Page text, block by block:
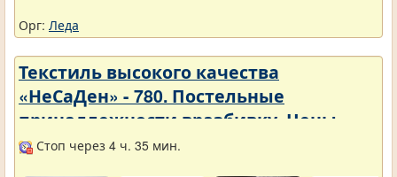
Орг: Леда
Текстиль высокого качества
«НеСаДен» - 780. Постельные
принадлежности вразбивку. Цены
упали
Стоп через 4 ч. 35 мин.